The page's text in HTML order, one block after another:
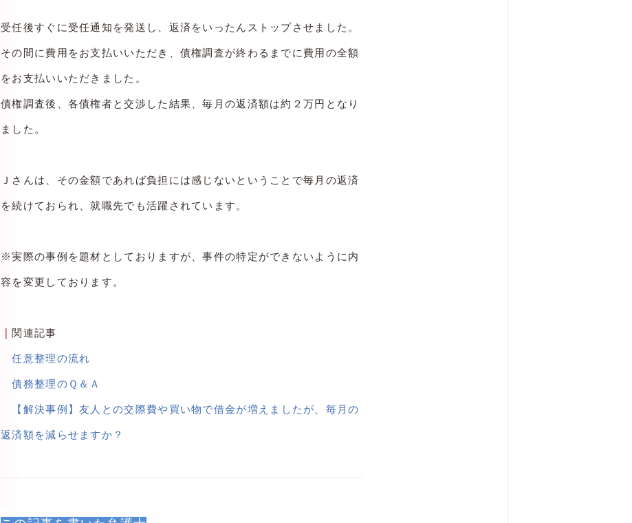
受任後すぐに受任通知を発送し、返済をいったんストップさせました。
その間に費用をお支払いいただき、債権調査が終わるまでに費用の全額
をお支払いいただきました。
債権調査後、各債権者と交渉した結果、毎月の返済額は約２万円となり
ました。
Ｊさんは、その金額であれば負担には感じないということで毎月の返済
を続けておられ、就職先でも活躍されています。
※実際の事例を題材としておりますが、事件の特定ができないように内
容を変更しております。
関連記事
任意整理の流れ
債務整理のＱ＆Ａ
【解決事例】友人との交際費や買い物で借金が増えましたが、毎月の
返済額を減らせますか？